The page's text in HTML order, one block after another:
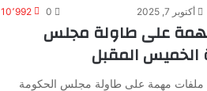
أكتوبر 7, 2025 0 10٬992
على طاولة مجلس
الخميس المقبل
almizan.ma ملفات مهمة على طاولة مجلس الحكومة